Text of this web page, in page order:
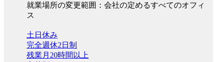
就業場所の変更範囲：会社の定めるすべてのオフィ
ス
土日休み
完全週休2日制
残業月20時間以上